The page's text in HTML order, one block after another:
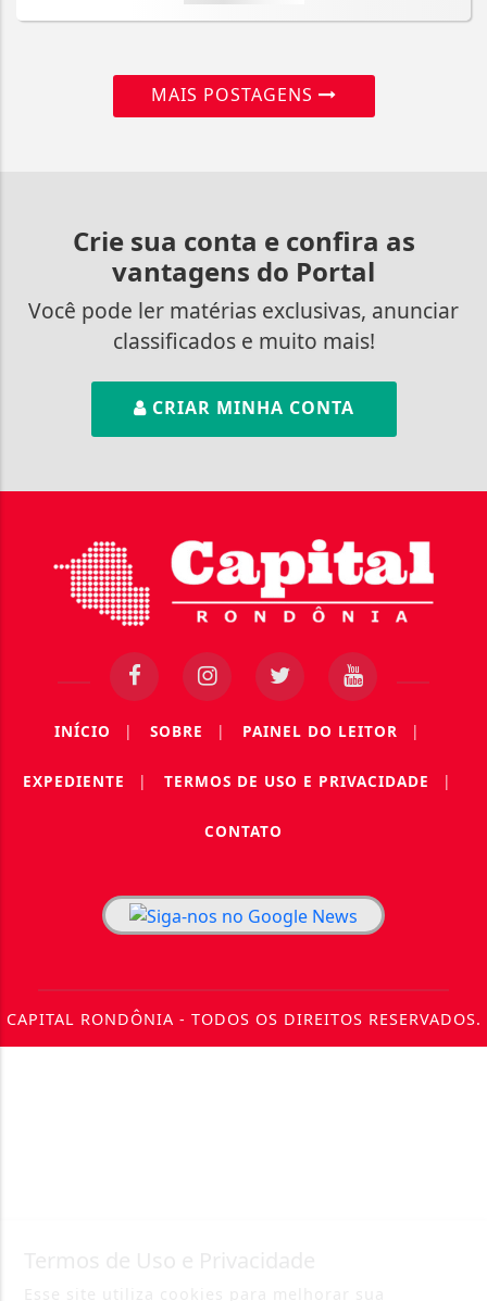
MAIS POSTAGENS
Crie sua conta e confira as
vantagens do Portal
Você pode ler matérias exclusivas, anunciar
classificados e muito mais!
CRIAR MINHA CONTA
INÍCIO | SOBRE | PAINEL DO LEITOR |
EXPEDIENTE | TERMOS DE USO E PRIVACIDADE |
CONTATO
CAPITAL RONDÔNIA - TODOS OS DIREITOS RESERVADOS.